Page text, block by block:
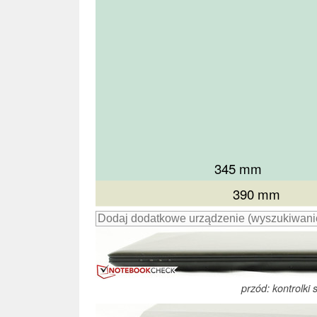
387 mm
387 mm
383 mm
387 mm
390 mm
345 mm
przód: kontrolki